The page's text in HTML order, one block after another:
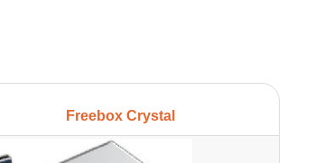
Freebox Crystal